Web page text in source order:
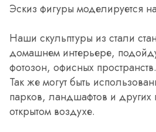
Эскиз фигуры моделируется
Наши скульптуры из стали
домашнем интерьере,
фотозон, офисных пространств.
Так же могут быть
парков, ландшафтов и
открытом воздухе.